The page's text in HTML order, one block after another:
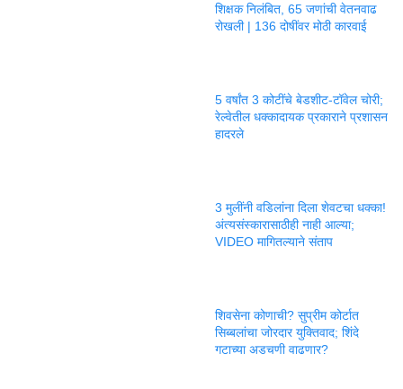
शिक्षक निलंबित, 65 जणांची वेतनवाढ
रोखली | 136 दोषींवर मोठी कारवाई
5 वर्षांत 3 कोटींचे बेडशीट-टॉवेल चोरी;
रेल्वेतील धक्कादायक प्रकाराने प्रशासन
हादरले
3 मुलींनी वडिलांना दिला शेवटचा धक्का!
अंत्यसंस्कारासाठीही नाही आल्या;
VIDEO मागितल्याने संताप
शिवसेना कोणाची? सुप्रीम कोर्टात
सिब्बलांचा जोरदार युक्तिवाद; शिंदे
गटाच्या अडचणी वाढणार?